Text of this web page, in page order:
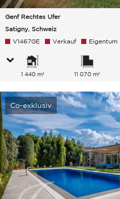
Genf Rechtes Ufer
Satigny, Schweiz
V1467GE Verkauf Eigentum
1 440 m² 11 070 m²
Co-exklusiv